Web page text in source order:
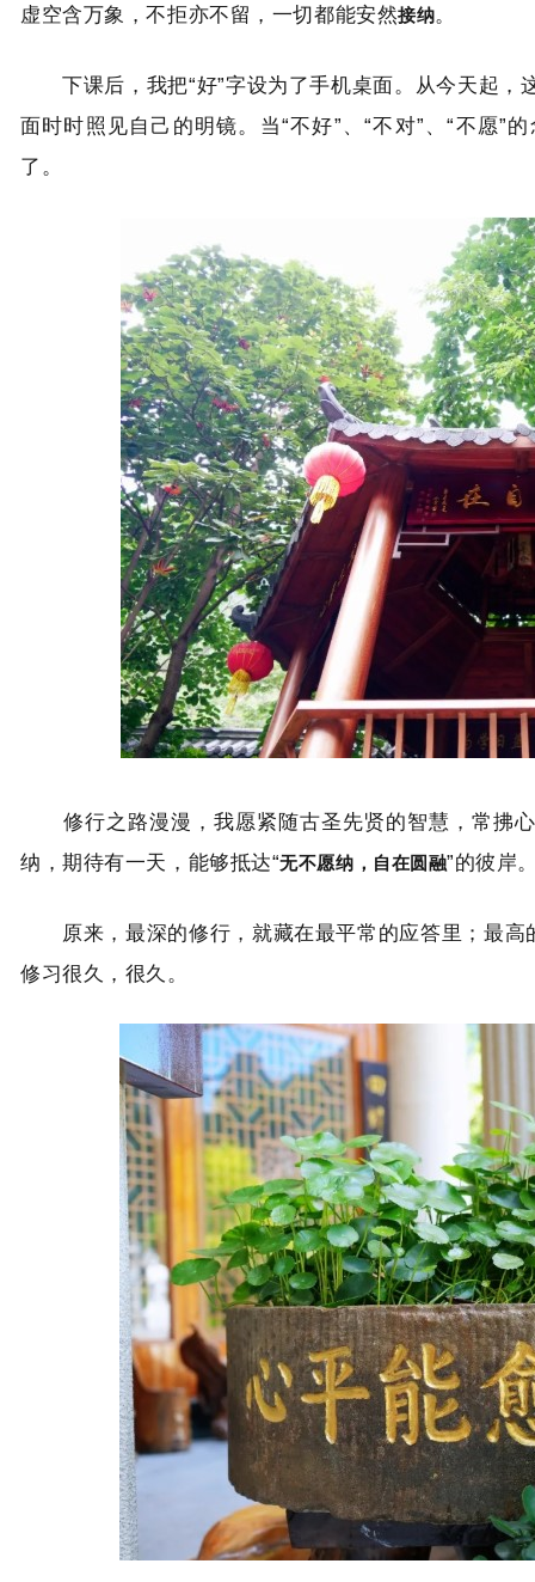
虚空含万象，不拒亦不留，一切都能安然接纳。
下课后，我把“好”字设为了手机桌面。从今天起，
面时时照见自己的明镜。当“不好”、“不对”、“不愿”
了。
修行之路漫漫，我愿紧随古圣先贤的智慧，常拂心
纳，期待有一天，能够抵达“无不愿纳，自在圆融”的彼岸
原来，最深的修行，就藏在最平常的应答里；最高
修习很久，很久。